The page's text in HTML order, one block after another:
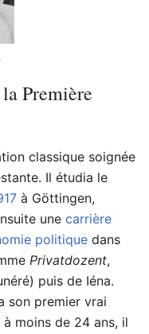
Première
classique soignée
Il étudia le
à Göttingen,
une carrière
politique dans
Privatdozent,
puis de Iéna.
son premier vrai
moins de 24 ans, il